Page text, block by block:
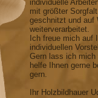
individuelle
mit größter
geschnitzt und auf
weiterverarbeitet.
Ich freue mich auf
individuellen
Gern lass ich mich
helfe Ihnen gerne
gern.
Ihr Holzbildhauer